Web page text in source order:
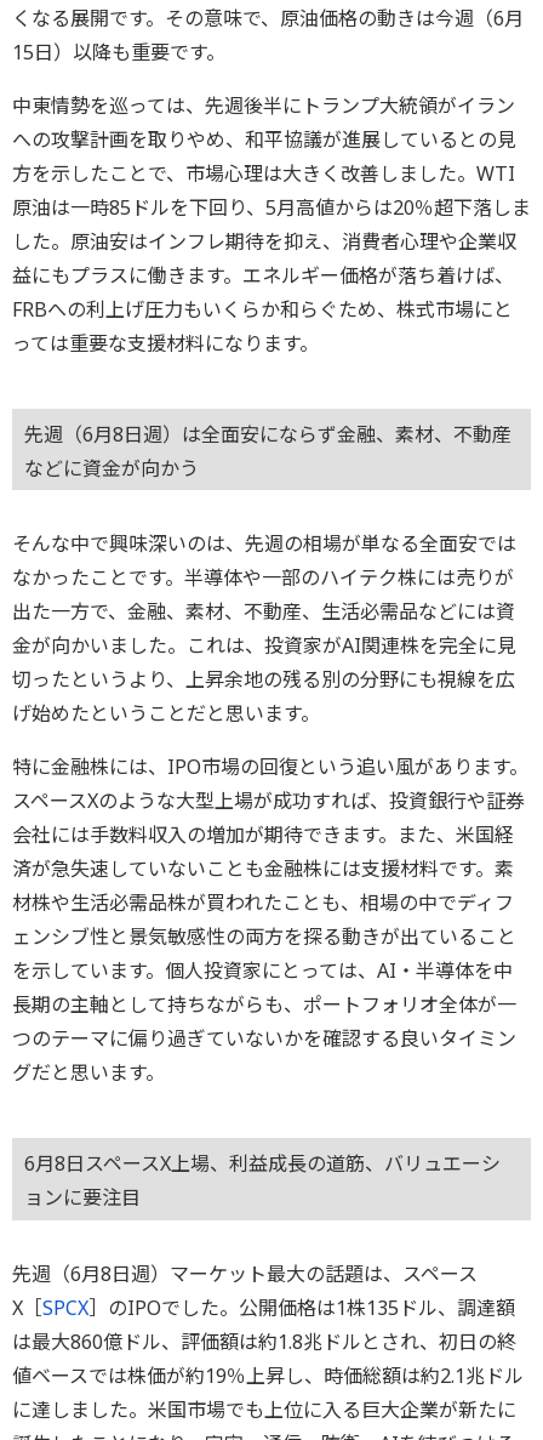
くなる展開です。その意味で、原油価格の動きは今週（6月
15日）以降も重要です。
中東情勢を巡っては、先週後半にトランプ大統領がイラン
への攻撃計画を取りやめ、和平協議が進展しているとの見
方を示したことで、市場心理は大きく改善しました。WTI
原油は一時85ドルを下回り、5月高値からは20％超下落しま
した。原油安はインフレ期待を抑え、消費者心理や企業収
益にもプラスに働きます。エネルギー価格が落ち着けば、
FRBへの利上げ圧力もいくらか和らぐため、株式市場にと
っては重要な支援材料になります。
先週（6月8日週）は全面安にならず金融、素材、不動産
などに資金が向かう
そんな中で興味深いのは、先週の相場が単なる全面安では
なかったことです。半導体や一部のハイテク株には売りが
出た一方で、金融、素材、不動産、生活必需品などには資
金が向かいました。これは、投資家がAI関連株を完全に見
切ったというより、上昇余地の残る別の分野にも視線を広
げ始めたということだと思います。
特に金融株には、IPO市場の回復という追い風があります。
スペースXのような大型上場が成功すれば、投資銀行や証券
会社には手数料収入の増加が期待できます。また、米国経
済が急失速していないことも金融株には支援材料です。素
材株や生活必需品株が買われたことも、相場の中でディフ
ェンシブ性と景気敏感性の両方を探る動きが出ていること
を示しています。個人投資家にとっては、AI・半導体を中
長期の主軸として持ちながらも、ポートフォリオ全体が一
つのテーマに偏り過ぎていないかを確認する良いタイミン
グだと思います。
6月8日スペースX上場、利益成長の道筋、バリュエーシ
ョンに要注目
先週（6月8日週）マーケット最大の話題は、スペース
X［SPCX］のIPOでした。公開価格は1株135ドル、調達額
は最大860億ドル、評価額は約1.8兆ドルとされ、初日の終
値ベースでは株価が約19％上昇し、時価総額は約2.1兆ドル
に達しました。米国市場でも上位に入る巨大企業が新たに